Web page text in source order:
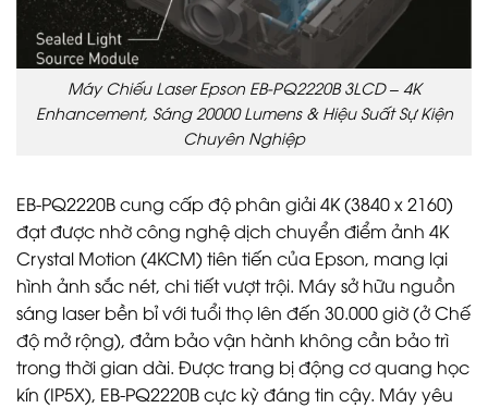
Máy Chiếu Laser Epson EB-PQ2220B 3LCD – 4K
Enhancement, Sáng 20000 Lumens & Hiệu Suất Sự Kiện
Chuyên Nghiệp
EB-PQ2220B cung cấp độ phân giải 4K (3840 x 2160)
đạt được nhờ công nghệ dịch chuyển điểm ảnh 4K
Crystal Motion (4KCM) tiên tiến của Epson, mang lại
hình ảnh sắc nét, chi tiết vượt trội. Máy sở hữu nguồn
sáng laser bền bỉ với tuổi thọ lên đến 30.000 giờ (ở Chế
độ mở rộng), đảm bảo vận hành không cần bảo trì
trong thời gian dài. Được trang bị động cơ quang học
kín (IP5X), EB-PQ2220B cực kỳ đáng tin cậy. Máy yêu